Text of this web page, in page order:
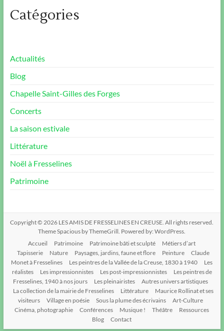
Catégories
Actualités
Blog
Chapelle Saint-Gilles des Forges
Concerts
La saison estivale
Littérature
Noël à Fresselines
Patrimoine
Copyright © 2026 LES AMIS DE FRESSELINES EN CREUSE . All rights reserved.
ThemeSpacious by ThemeGrill. Powered by:WordPress
Accueil
Patrimoine Patrimoine bâti et sculpté
Métiers d’art
Tapisserie
Nature Paysages, jardins, faune et flore Peinture
Claude
Monet à Fresselines
Les peintres de la Vallée de la Creuse, 1830 à 1940
Les
réalistes
Les impressionnistes Les post-impressionnistes
Les peintres de
Fresselines, 1940 à nos jours
Les pleinairistes
Autres univers artistiques
La collection de la mairie de Fresselines
Littérature
Maurice Rollinat et ses
visiteurs
Village en poésie Sous la plume des écrivains
Art-Culture
Cinéma, photographie
Conférences Musique ! Théâtre
Ressources
Blog
Contact